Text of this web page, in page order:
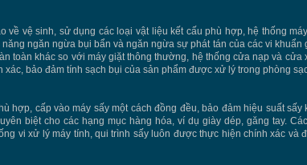
về vệ sinh, sử dụng các loại vật liệu kết cấu phù hợp, hệ thống
ngăn ngừa bụi bẩn và ngăn ngừa sự phát tán của các vi
toàn khác so với máy giặt thông thường, hệ thống cửa nạp và
bảo đảm tính sạch bụi của sản phẩm được xử lý trong phòng
hợp, cấp vào máy sấy một cách đồng đều, bảo đảm hiệu suất
biệt cho các hạng mục hàng hóa, ví dụ giày dép, găng tay.
vi xử lý máy tính, qui trình sấy luôn được thực hiện chính xác và